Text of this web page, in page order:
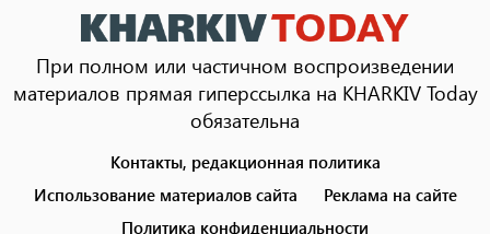
При полном или частичном воспроизведении
материалов прямая гиперссылка на KHARKIV Today
обязательна
menu
Контакты, редакционная политика
Использование материалов сайта
Реклама на сайте
Политика конфиденциальности